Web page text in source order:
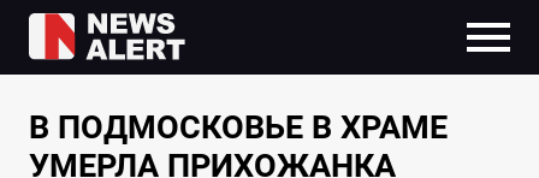
В ПОДМОСКОВЬЕ В ХРАМЕ
УМЕРЛА ПРИХОЖАНКА